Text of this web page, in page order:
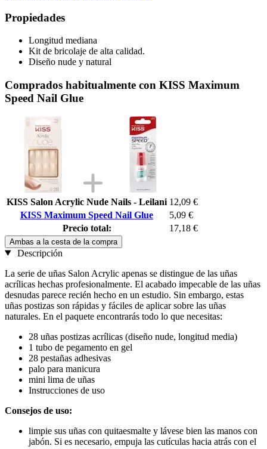
Propiedades
Longitud mediana
Kit de bricolaje de alta calidad.
Diseño nude y natural
Comprados habitualmente con KISS Maximum
Speed Nail Glue
KISS Salon Acrylic Nude Nails - Leilani 12,09 €
KISS Maximum Speed Nail Glue
5,09 €
Precio total:
17,18 €
Ambas a la cesta de la compra
Descripción
La serie de uñas Salon Acrylic apenas se distingue de las uñas
acrílicas hechas profesionalmente. El acabado impecable de las uñas
desnudas parece recién hecho en un estudio. Sin embargo, estas
uñas postizas son rápidas y fáciles de aplicar sobre las uñas
naturales. En el paquete encontrarás todo lo que necesitas:
28 uñas postizas acrílicas (diseño nude, longitud media)
1 tubo de pegamento en gel
28 pestañas adhesivas
palo para manicura
mini lima de uñas
Instrucciones de uso
Consejos de uso:
limpie sus uñas con quitaesmalte y lávese bien las manos con
jabón. Si es necesario, empuja las cutículas hacia atrás con el